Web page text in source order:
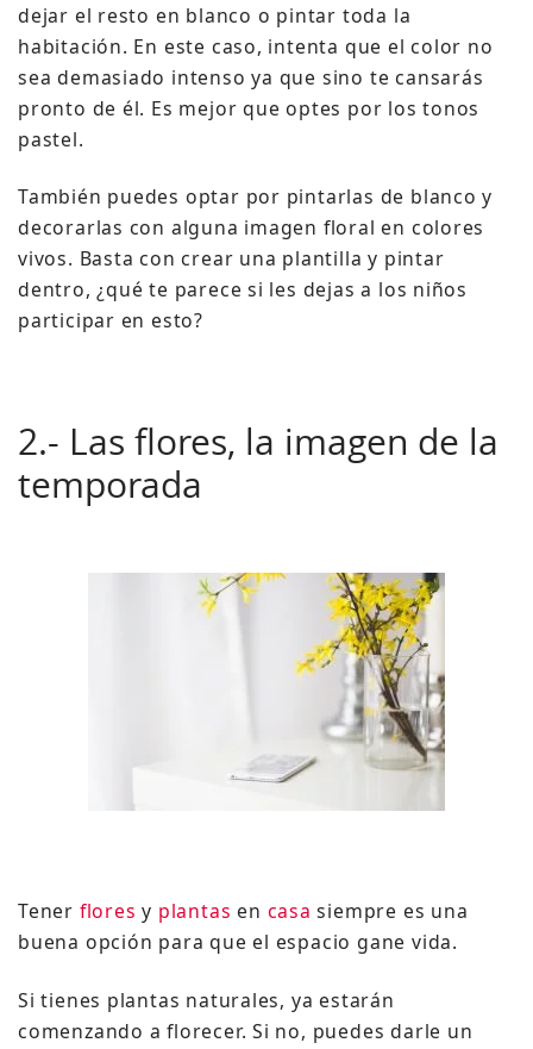
dejar el resto en blanco o pintar toda la
habitación. En este caso, intenta que el color no
sea demasiado intenso ya que sino te cansarás
pronto de él. Es mejor que optes por los tonos
pastel.
También puedes optar por pintarlas de blanco y
decorarlas con alguna imagen floral en colores
vivos. Basta con crear una plantilla y pintar
dentro, ¿qué te parece si les dejas a los niños
participar en esto?
2.- Las flores, la imagen de la
temporada
Tener flores y plantas en casa siempre es una
buena opción para que el espacio gane vida.
Si tienes plantas naturales, ya estarán
comenzando a florecer. Si no, puedes darle un